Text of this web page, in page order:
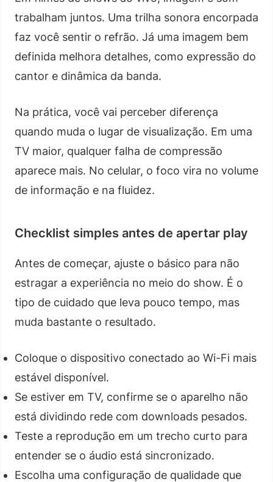
trabalham juntos. Uma trilha sonora encorpada
faz você sentir o refrão. Já uma imagem bem
definida melhora detalhes, como expressão do
cantor e dinâmica da banda.
Na prática, você vai perceber diferença
quando muda o lugar de visualização. Em uma
TV maior, qualquer falha de compressão
aparece mais. No celular, o foco vira no volume
de informação e na fluidez.
Checklist simples antes de apertar play
Antes de começar, ajuste o básico para não
estragar a experiência no meio do show. É o
tipo de cuidado que leva pouco tempo, mas
muda bastante o resultado.
Coloque o dispositivo conectado ao Wi-Fi mais
estável disponível.
Se estiver em TV, confirme se o aparelho não
está dividindo rede com downloads pesados.
Teste a reprodução em um trecho curto para
entender se o áudio está sincronizado.
Escolha uma configuração de qualidade que